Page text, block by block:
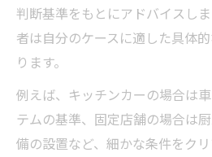
判断基準をもとにアドバイスし
者は自分のケースに適した具体
ります。
例えば、キッチンカーの場合は
テムの基準、固定店舗の場合は
備の設置など、細かな条件をク